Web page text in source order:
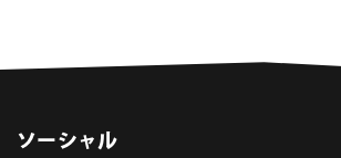
ソーシャル